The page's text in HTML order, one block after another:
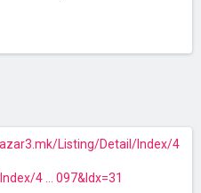
Listing/Detail/Index/4
4 ... 097&Idx=31